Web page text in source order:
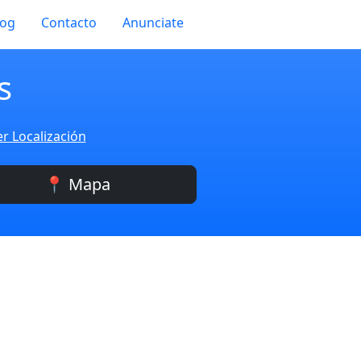
Contacto Anunciate
Localización
📍 Mapa